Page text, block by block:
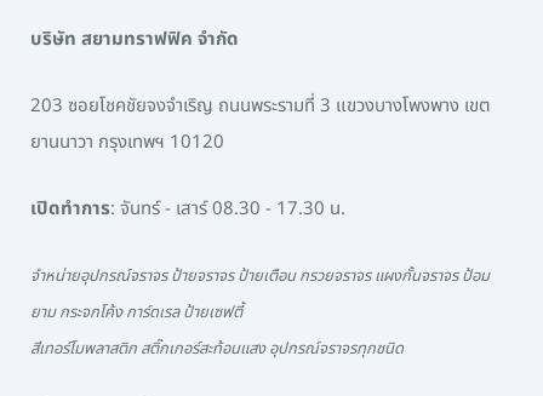
บริษัท สยามทราฟฟิค จำกัด
203 ซอยโชคชัยจงจำเริญ ถนนพระรามที่ 3 แขวงบางโพงพาง เขต
ยานนาวา กรุงเทพฯ 10120
เปิดทำการ: จันทร์ - เสาร์ 08.30 - 17.30 น.
จำหน่ายอุปกรณ์จราจร ป้ายจราจร ป้ายเตือน กรวยจราจร แผงกั้นจราจร ป้อม
ยาม กระจกโค้ง การ์ดเรล ป้ายเซฟตี้
สีเทอร์โมพลาสติก สติ๊กเกอร์สะท้อนแสง อุปกรณ์จราจรทุกชนิด